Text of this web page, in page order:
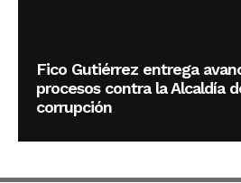
Fico Gutiérrez entrega
procesos contra la Alcaldía
corrupción